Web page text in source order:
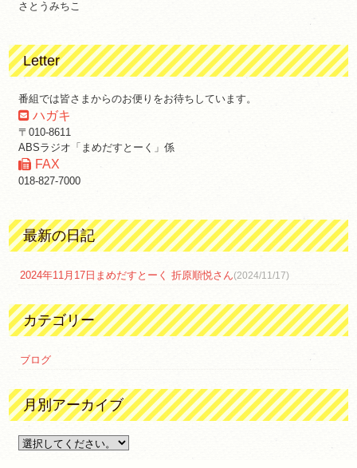
さとうみちこ
Letter
番組では皆さまからのお便りをお待ちしています。
ハガキ
〒010-8611
ABSラジオ「まめだすとーく」係
FAX
018-827-7000
最新の日記
2024年11月17日まめだすとーく 折原順悦さん(2024/11/17)
カテゴリー
ブログ
月別アーカイブ